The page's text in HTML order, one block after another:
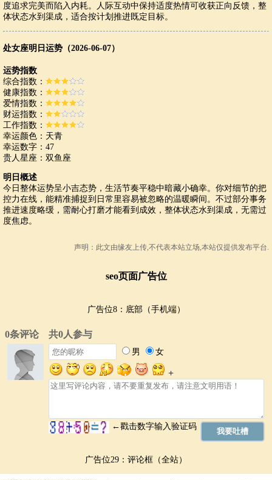
度追求完美而陷入内耗。人际互动中保持适度热情可收获正向反馈，整
体状态水到渠成，适合按计划推进既定目标。
处女座明日运势（2026-06-07）
运势指数
综合指数：
健康指数：
爱情指数：
财运指数：
工作指数：
幸运颜色：天青
幸运数字：47
贵人星座：双鱼座
明日概述
今日整体运势呈小吉态势，生活节奏平稳中暗藏小确幸。你对细节的把
控力在线，能精准捕捉到日常里容易被忽略的温暖瞬间。不过部分事务
推进速度略缓，需耐心打磨才能看到成效，整体状态水到渠成，无需过
度焦虑。
声明：此文由缘友 上传,不代表本站立场,本站仅提供发布平台.
seo页面广告位
广告位8：底部（手机端）
广告位29：评论框（全站）